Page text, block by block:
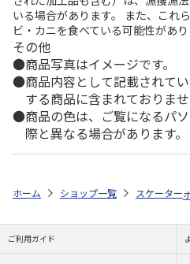
いる場合があります。 また、これ
ビ・カニを食べている可能性があり
その他
商品写真はイメージです。
商品内容として記載されて
する商品に含まれておりませ
商品の色は、ご覧になるパ
際と異なる場合があります。
ホーム ショップ一覧 スケーター
ご利用ガイド